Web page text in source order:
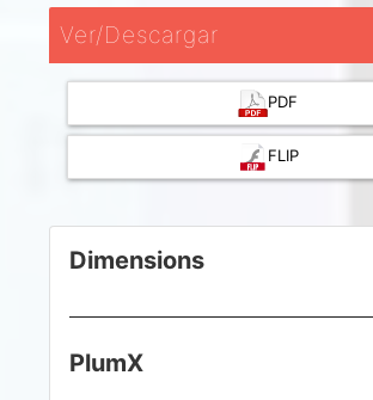
Ver/Descargar
PDF
FLIP
Dimensions
PlumX